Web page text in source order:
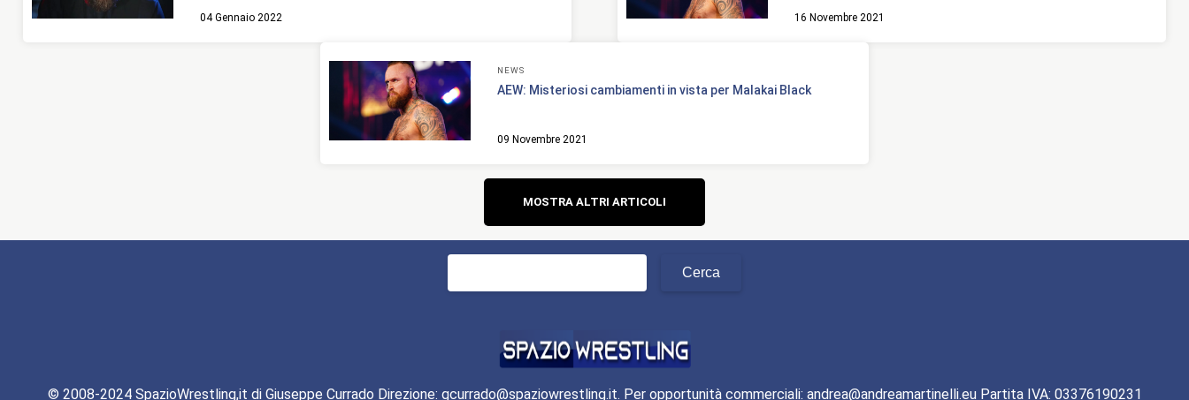
04 Gennaio 2022 16 Novembre 2021
NEWS
AEW: Misteriosi cambiamenti in vista per Malakai Black
09 Novembre 2021
Navigazione
articoli
MOSTRA ALTRI ARTICOLI
Ricerca
© 2008-2024 SpazioWrestling,it di Giuseppe Currado Direzione: gcurrado@spaziowrestling.it. Per opportunità commerciali: andrea@andreamartinelli.eu Partita IVA: 03376190231